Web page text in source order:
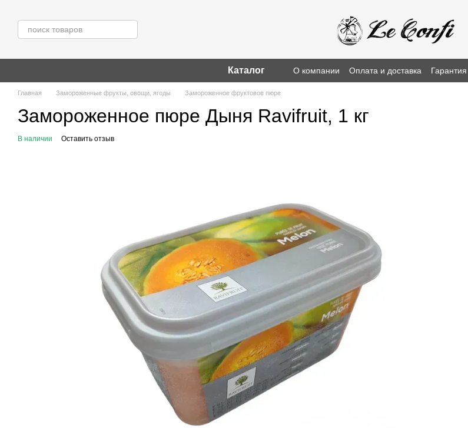
Каталог О компании Оплата и доставка Гарантия
Главная Замороженные фрукты, овощи, ягоды Замороженное фруктовое пюре
Замороженное пюре Дыня Ravifruit, 1 кг
В наличии Оставить отзыв